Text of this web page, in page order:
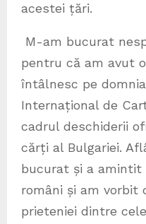
acestei țări.
M-am bucurat
pentru că am avut
întâlnesc pe
Internațional de
cadrul deschiderii
cărți al Bulgariei.
bucurat și a amintit
români și am vorbit
prieteniei dintre